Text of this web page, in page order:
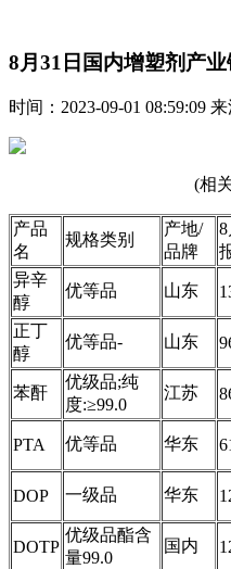
8月31日国内增塑剂产
时间：2023-09-01 08:59:09
(相
产品
名
规格类别
产地/
品牌
8
异辛
醇
优等品 山东
正丁
醇
优等品- 山东
苯酐
优级品;纯
度:≥99.0
江苏
PTA 优等品 华东
DOP 一级品 华东
DOTP
优级品酯含
量99.0
国内